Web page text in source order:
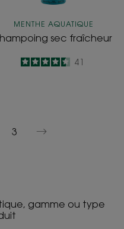
MENTHE AQUATIQUE
sec fraîcheur
4.5
/
5
41
3
gamme ou type